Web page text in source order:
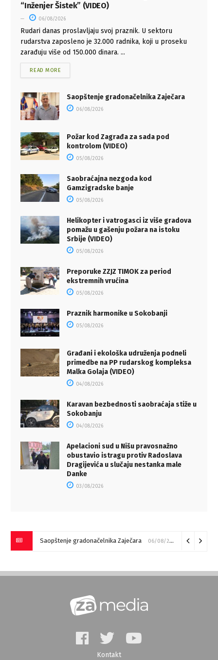
“Inženjer Šistek” (VIDEO)
06/08/2026
Rudari danas proslavljaju svoj praznik. U sektoru
rudarstva zaposleno je 32.000 radnika, koji u proseku
zarađuju više od 150.000 dinara. ...
READ MORE
Saopštenje gradonačelnika Zaječara
06/08/2026
Požar kod Zagrađa za sada pod
kontrolom (VIDEO)
05/08/2026
Saobraćajna nezgoda kod
Gamzigradske banje
05/08/2026
Helikopter i vatrogasci iz više gradova
pomažu u gašenju požara na istoku
Srbije (VIDEO)
05/08/2026
Preporuke ZZJZ TIMOK za period
ekstremnih vrućina
05/08/2026
Praznik harmonike u Sokobanji
05/08/2026
Građani i ekološka udruženja podneli
primedbe na PP rudarskog kompleksa
Malka Golaja (VIDEO)
04/08/2026
Karavan bezbednosti saobraćaja stiže u
Sokobanju
04/08/2026
Apelacioni sud u Nišu pravosnažno
obustavio istragu protiv Radoslava
Dragijevića u slučaju nestanka male
Danke
03/08/2026
Saopštenje gradonačelnika Zaječara 06/08/2026
Kontakt